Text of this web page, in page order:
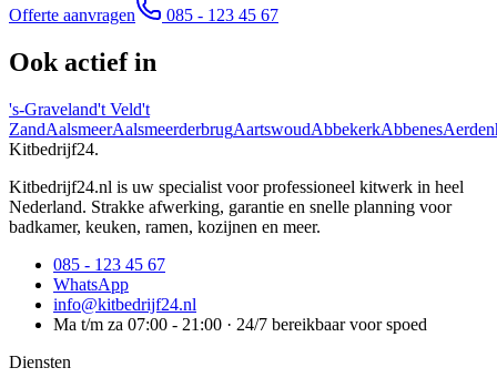
Offerte aanvragen 085 - 123 45 67
Ook actief in
's-Graveland't Veld't
ZandAalsmeerAalsmeerderbrugAartswoudAbbekerkAbbenes
Kitbedrijf24.
Kitbedrijf24.nl is uw specialist voor professioneel kitwerk in heel
Nederland. Strakke afwerking, garantie en snelle planning voor
badkamer, keuken, ramen, kozijnen en meer.
085 - 123 45 67
WhatsApp
info@kitbedrijf24.nl
Ma t/m za 07:00 - 21:00 · 24/7 bereikbaar voor spoed
Diensten